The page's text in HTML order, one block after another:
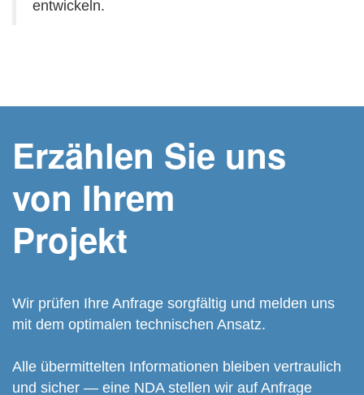
entwickeln.
Erzählen Sie uns
von Ihrem
Projekt
Wir prüfen Ihre Anfrage sorgfältig und melden uns
mit dem optimalen technischen Ansatz.
Alle übermittelten Informationen bleiben vertraulich
und sicher — eine NDA stellen wir auf Anfrage